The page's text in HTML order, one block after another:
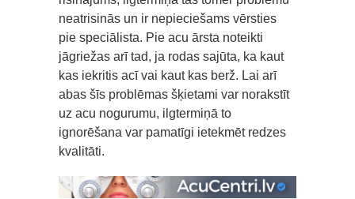
neatrisinās un ir nepieciešams vērsties
pie speciālista. Pie acu ārsta noteikti
jāgriežas arī tad, ja rodas sajūta, ka kaut
kas iekritis acī vai kaut kas berž. Lai arī
abas šīs problēmas šķietami var norakstīt
uz acu nogurumu, ilgtermiņā to
ignorēšana var pamatīgi ietekmēt redzes
kvalitāti.